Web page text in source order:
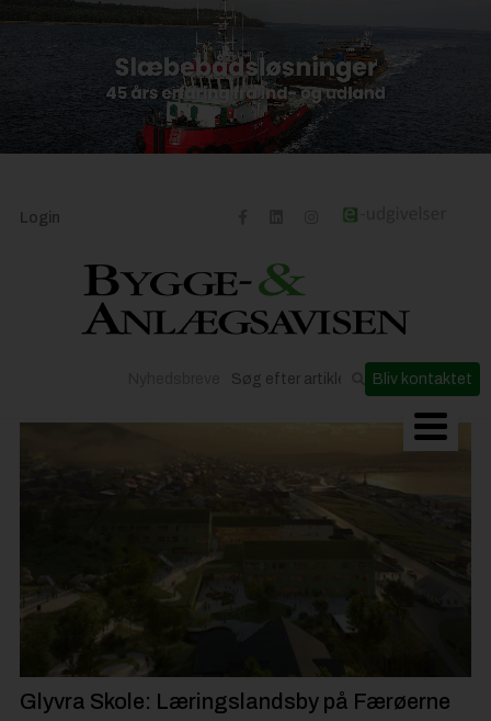
Login
Bliv kontaktet
Materialer og løsninger
Til Håndværkeren
Jobportal
Glyvra Skole: Læringslandsby på Færøerne